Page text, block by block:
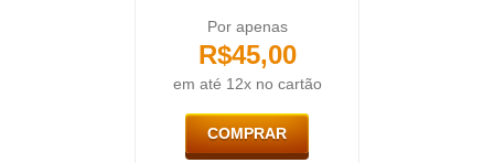
Por apenas
R$45,00
em até 12x no cartão
COMPRAR